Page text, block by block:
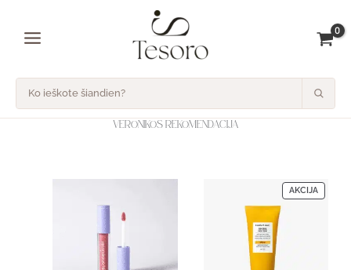
turinio
VERONIKOS REKOMENDACIJA
AKCIJA
SU